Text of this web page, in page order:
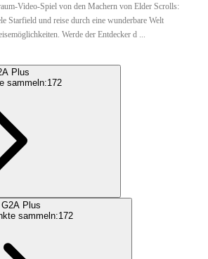
Video-Spiel von den Machern von Elder Scrolls:
Starfield und reise durch eine wunderbare Welt
Werde der Entdecker d ...
Plus
sammeln:172
G2A Plus
sammeln:172